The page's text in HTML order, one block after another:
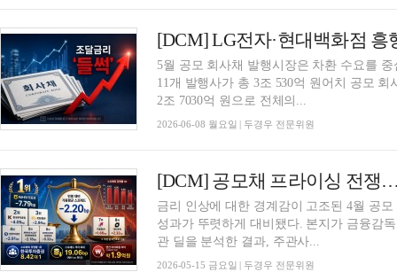
[DCM] LG전자·현대백화점
5월 공모 회사채 발행시장은 차환 수요를
11개 발행사가 총 3조 530억 원어치 공모
2조 7030억 원으로 전체의...
2026-06-08 월요일 | 두경우 전문위원
금리 인상에 대한 경계감이 고조된 4월 공
성과가 뚜렷하게 대비됐다. 본지가 금융감
관 딜을 분석한 결과, 주관사...
2026-05-15 금요일 | 두경우 전문위원